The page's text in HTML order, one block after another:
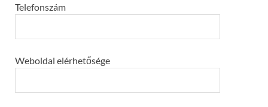
Telefonszám
Weboldal elérhetősége